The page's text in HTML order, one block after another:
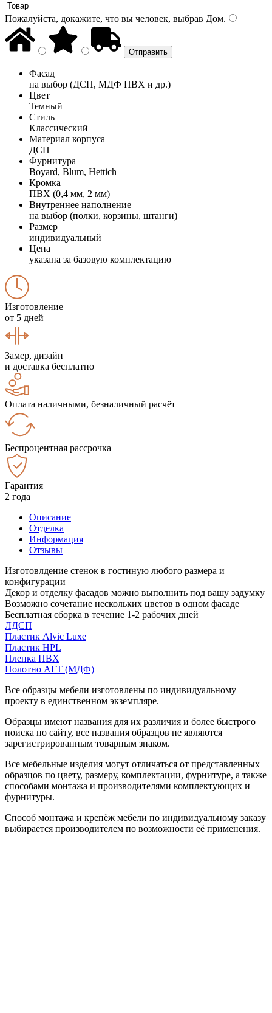
Пожалуйста, докажите, что вы человек, выбрав Дом.
Фасад
на выбор (ДСП, МДФ ПВХ и др.)
Цвет
Темный
Стиль
Классический
Материал корпуса
ДСП
Фурнитура
Boyard, Blum, Hettich
Кромка
ПВХ (0,4 мм, 2 мм)
Внутреннее наполнение
на выбор (полки, корзины, штанги)
Размер
индивидуальный
Цена
указана за базовую комплектацию
Изготовление
от 5 дней
Замер, дизайн
и доставка бесплатно
Оплата наличными, безналичный расчёт
Беспроцентная рассрочка
Гарантия
2 года
Описание
Отделка
Информация
Отзывы
Изготовлдение стенок в гостиную любого размера и
конфигурации
Декор и отделку фасадов можно выполнить под вашу задумку
Возможно сочетание нескольких цветов в одном фасаде
Бесплатная сборка в течение 1-2 рабочих дней
ЛДСП
Пластик Alvic Luxe
Пластик HPL
Пленка ПВХ
Полотно АГТ (МДФ)
Все образцы мебели изготовлены по индивидуальному
проекту в единственном экземпляре.
Образцы имеют названия для их различия и более быстрого
поиска по сайту, все названия образцов не являются
зарегистрированным товарным знаком.
Все мебельные изделия могут отличаться от представленных
образцов по цвету, размеру, комплектации, фурнитуре, а также
способами монтажа и производителями комплектующих и
фурнитуры.
Способ монтажа и крепёж мебели по индивидуальному заказу
выбирается производителем по возможности её применения.